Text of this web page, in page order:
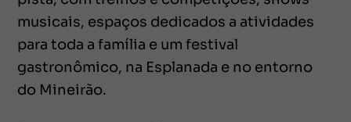
musicais, espaços dedicados a atividades
para toda a família e um festival
gastronômico, na Esplanada e no entorno
do Mineirão.